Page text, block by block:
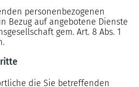
personenbezogenen
Bezug auf angebotene Dienste
gem. Art. 8 Abs. 1
die Sie betreffenden